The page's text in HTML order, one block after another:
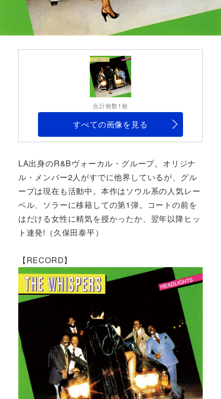
合計枚数1枚
すべての画像を見る
LA出身のR&Bヴォーカル・グループ。オリジナ
ル・メンバー2人がすでに他界しているが、グル
ープは現在も活動中。本作はソウル系の人気レー
ベル、ソラーに移籍しての第1弾。コートの前を
はだける女性に精気を授かったか、翌年以降ヒッ
ト連発!（久保田泰平）
【RECORD】